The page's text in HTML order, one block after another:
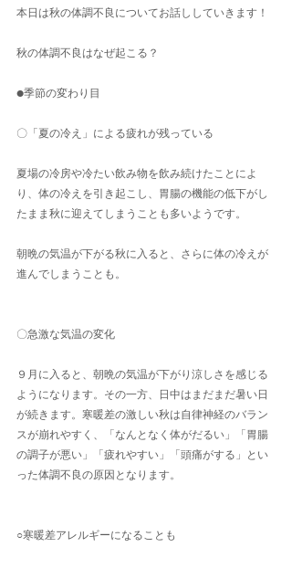
本日は秋の体調不良についてお話ししていきます！
秋の体調不良はなぜ起こる？
●季節の変わり目
〇「夏の冷え」による疲れが残っている
​夏場の冷房や冷たい飲み物を飲み続けたことによ
り、体の冷えを引き起こし、胃腸の機能の低下がし
たまま秋に迎えてしまうことも多いようです。
朝晩の気温が下がる秋に入ると、さらに体の冷えが
進んでしまうことも。
〇急激な気温の変化
​９月に入ると、朝晩の気温が下がり涼しさを感じる
ようになります。その一方、日中はまだまだ暑い日
が続きます。寒暖差の激しい秋は自律神経のバラン
スが崩れやすく、「なんとなく体がだるい」「胃腸
の調子が悪い」「疲れやすい」「頭痛がする」とい
った体調不良の原因となります。
○寒暖差アレルギーになることも